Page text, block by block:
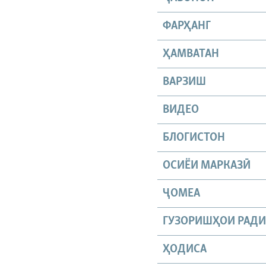
ФАРҲАНГ
ҲАМВАТАН
ВАРЗИШ
ВИДЕО
БЛОГИСТОН
ОСИЁИ МАРКАЗӢ
ҶОМEА
ГУЗОРИШҲОИ
ҲОДИСА